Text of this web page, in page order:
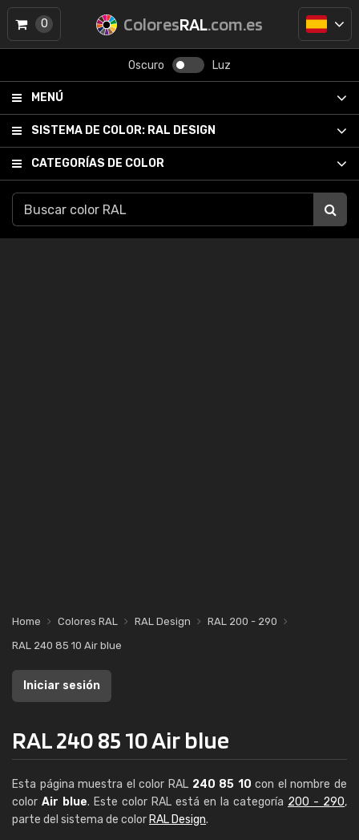
ColoresRAL.com.es
Oscuro Luz
MENÚ
SISTEMA DE COLOR: RAL DESIGN
CATEGORÍAS DE COLOR
0
Home Colores RAL RAL Design
RAL 200 - 290
RAL 240 85 10 Air blue
Iniciar sesión
RAL 240 85 10 Air blue
Esta página muestra el color RAL 240 85 10 con el nombre de
color Air blue. Este color RAL está en la categoría 200 - 290,
parte del sistema de color RAL Design.